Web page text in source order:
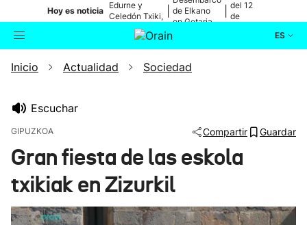
Hoy es noticia
Edurne y
Celedón Txiki,
en directo
de Elkano
en Getaria
del 12
de
ES
Buscador Actualidad
Ikusmiran
Eguraldia
Inicio Actualidad Sociedad
Escuchar
GIPUZKOA Compartir Guardar
Gran fiesta de las eskola
txikiak en Zizurkil